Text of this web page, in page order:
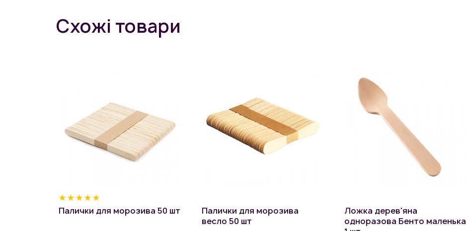
Схожі товари
Палички для морозива 50 шт
Палички для морозива
весло 50 шт
Ложка дерев'яна
одноразова Бенто маленька